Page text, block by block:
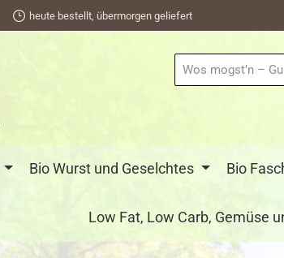
heute bestellt, übermorgen geliefert
Bio Wurst und Geselchtes Bio
Low Fat, Low Carb, Gemüse